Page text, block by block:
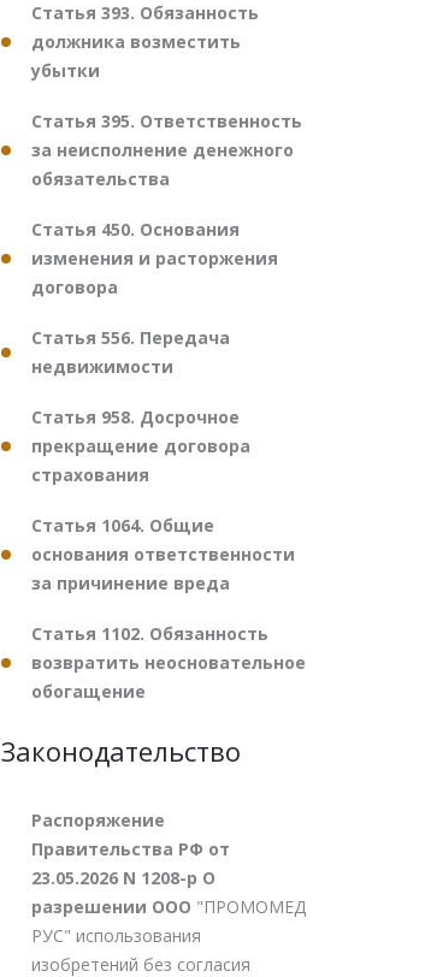
Статья 393. Обязанность
должника возместить
убытки
Статья 395. Ответственность
за неисполнение денежного
обязательства
Статья 450. Основания
изменения и расторжения
договора
Статья 556. Передача
недвижимости
Статья 958. Досрочное
прекращение договора
страхования
Статья 1064. Общие
основания ответственности
за причинение вреда
Статья 1102. Обязанность
возвратить неосновательное
обогащение
Законодательство
Распоряжение
Правительства РФ от
23.05.2026 N 1208-р О
разрешении ООО "ПРОМОМЕД
РУС" использования
изобретений без согласия